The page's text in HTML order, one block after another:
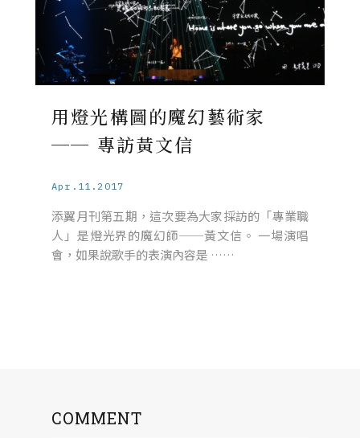
用燈光構圖的魔幻藝術家
── 專訪黃文信
Apr.11.2017
添翼月刊第五期，這次要為大家採訪的「專業職
人」是燈光界的魔幻師──黃文信。 一場演唱
會，如果說歌手的表演內容是 ……
COMMENT